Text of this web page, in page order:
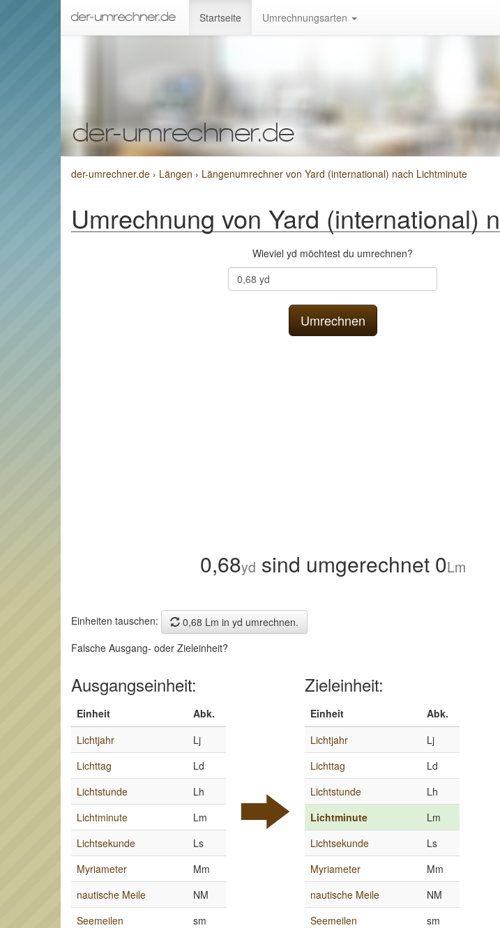
Startseite Umrechnungsarten
der-umrechner.de › Längen › Längenumrechner von Yard (international) nach Lichtminute
Umrechnung von Yard (international)
Wieviel yd möchtest du umrechnen?
0,68yd sind umgerechnet 0Lm
Einheiten tauschen:
0,68 Lm in yd umrechnen.
Falsche Ausgang- oder Zieleinheit?
Ausgangseinheit:
Einheit
Abk.
Lichtjahr
Lj
Lichttag
Ld
Lichtstunde
Lh
Lichtminute
Lm
Lichtsekunde
Ls
Myriameter
Mm
nautische Meile
NM
Seemeilen
sm
Zieleinheit:
Einheit
Abk.
Lichtjahr
Lj
Lichttag
Ld
Lichtstunde
Lh
Lichtminute
Lm
Lichtsekunde
Ls
Myriameter
Mm
nautische Meile
NM
Seemeilen
sm